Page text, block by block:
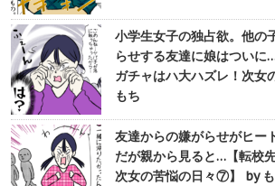
小学生女子の独占欲。他の
らせする友達に娘はついに
ガチャはハ大ハズレ！次
もち
友達からの嫌がらせがヒー
だが親から見ると…【転校
次女の苦悩の日々⑦】 by